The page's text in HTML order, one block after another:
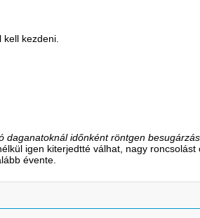
kezdeni.
időnként röntgen
igen kiterjedtté válhat, nagy roncsolást
évente.